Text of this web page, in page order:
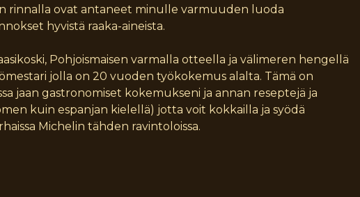
rinnalla ovat antaneet minulle varmuuden luoda
hyvistä raaka-aineista.
Pohjoismaisen varmalla otteella ja välimeren hengellä
jolla on 20 vuoden työkokemus alalta. Tämä on
jaan gastronomiset kokemukseni ja annan reseptejä ja
kuin espanjan kielellä) jotta voit kokkailla ja syödä
Michelin tähden ravintoloissa.